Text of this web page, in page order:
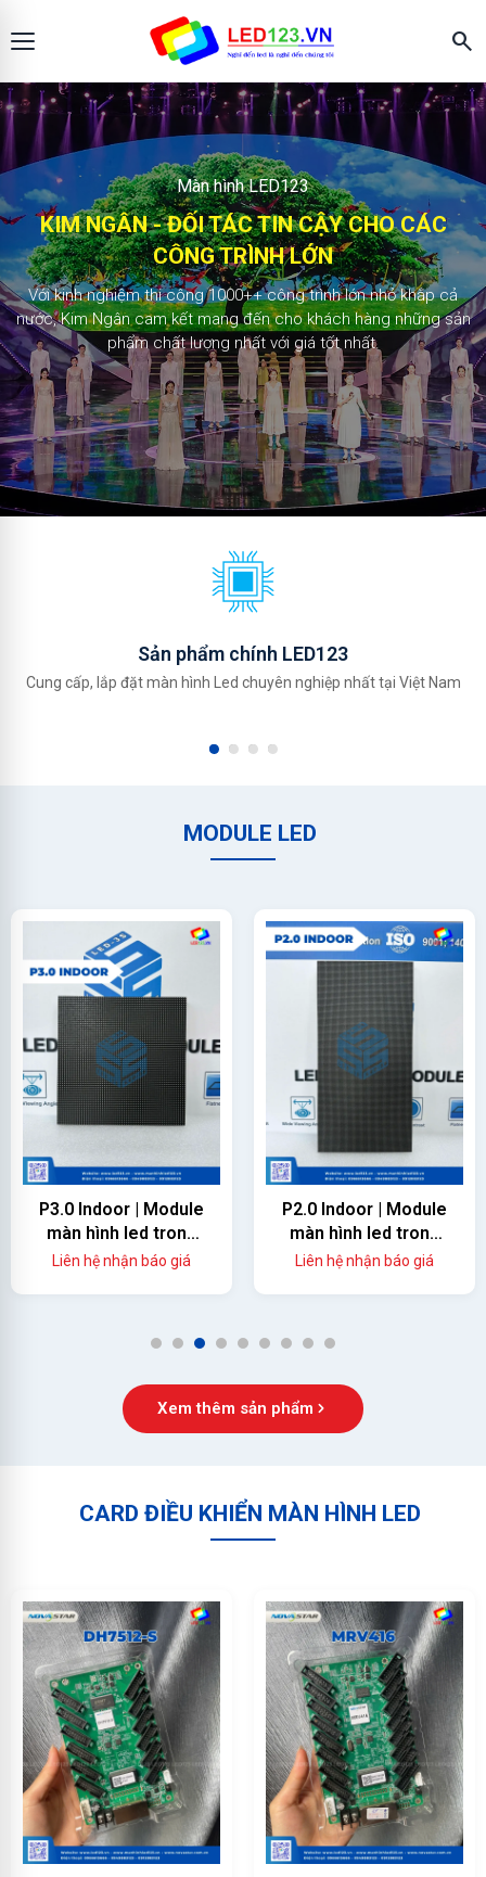
search
2.000+ công trình
Màn hình LED123
KIM NGÂN - ĐỐI TÁC TIN CẬY CHO CÁC
CÔNG TRÌNH LỚN
Với kinh nghiệm thi công 1000++ công trình lớn nhỏ khắp cả
nước, Kim Ngân cam kết mang đến cho khách hàng những sản
phẩm chất lượng nhất với giá tốt nhất.
TÌM HIỂU THÊM
Sản phẩm chính LED123
Cung cấp, lắp đặt màn hình Led chuyên nghiệp nhất tại Việt Nam
MODULE LED
P2.0 Indoor | Module
màn hình led trong
nhà
Liên hệ nhận báo giá
P1.86 Indoor | Module
màn hình led P1.86
trong nhà
Liên hệ nhận báo giá
1 2 3 4 5 6 7 8 9
Xem thêm sản phẩm
CARD ĐIỀU KHIỂN MÀN HÌNH LED